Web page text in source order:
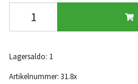
Lagersaldo: 1
Artikelnummer: 31.8x